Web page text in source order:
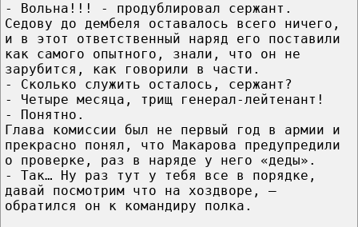
- Вольна!!! - продублировал сержант.
Седову до дембеля оставалось всего ничего,
и в этот ответственный наряд его поставили
как самого опытного, знали, что он не
зарубится, как говорили в части.
- Сколько служить осталось, сержант?
- Четыре месяца, трищ генерал-лейтенант!
- Понятно.
Глава комиссии был не первый год в армии и
прекрасно понял, что Макарова предупредили
о проверке, раз в наряде у него «деды».
- Так… Ну раз тут у тебя все в порядке,
давай посмотрим что на хоздворе, –
обратился он к командиру полка.